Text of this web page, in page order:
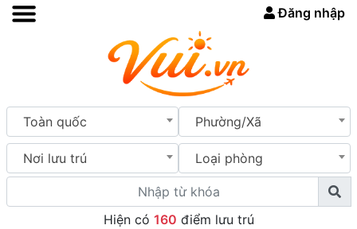
Đăng nhập
Toàn quốc Phường/Xã
Nơi lưu trú Loại phòng
Hiện có 160 điểm lưu trú